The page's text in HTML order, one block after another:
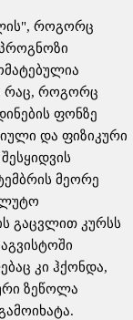
როგორც
პროგნოზი
რაც, როგორც
ფონზე
და ფიზიკური
მეორე
გაცვლით კურსს
კი ჰქონდა,
ზეწოლა